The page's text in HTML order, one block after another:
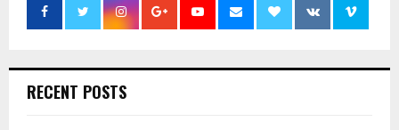
RECENT POSTS